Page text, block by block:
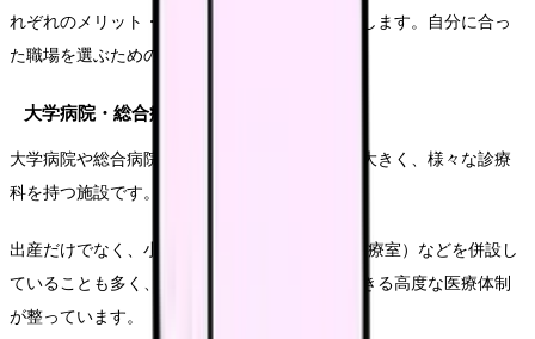
れぞれのメリット・プレーも含めて詳しく解説します。自分に合っ
た職場を選ぶための参考にしてください。
大学病院・総合病院
大学病院や総合病院は医療機関の中でも規模が大きく、様々な診療
科を持つ施設です。
出産だけでなく、小児科やNICU（新生児集中治療室）などを併設し
ていることも多く、ハイリスク分娩にも対応できる高度な医療体制
が整っています。